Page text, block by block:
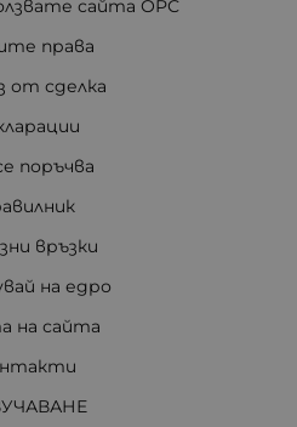
сайта ОРС
права
от сделка
поръчва
връзки
на едро
на сайта